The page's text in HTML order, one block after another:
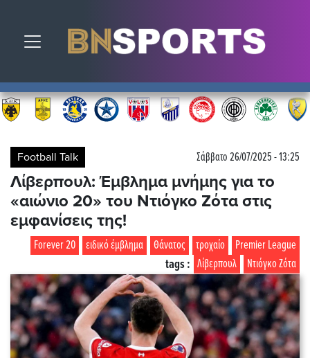
Toggle navigation
Football Talk Σάββατο 26/07/2025 - 13:25
Λίβερπουλ: Έμβλημα μνήμης για το
«αιώνιο 20» του Ντιόγκο Ζότα στις
εμφανίσεις της!
Premier League
τροχαίο
Θάνατος
ειδικό έμβλημα
Forever 20
Ντιόγκο Ζότα
Λίβερπουλ
tags :